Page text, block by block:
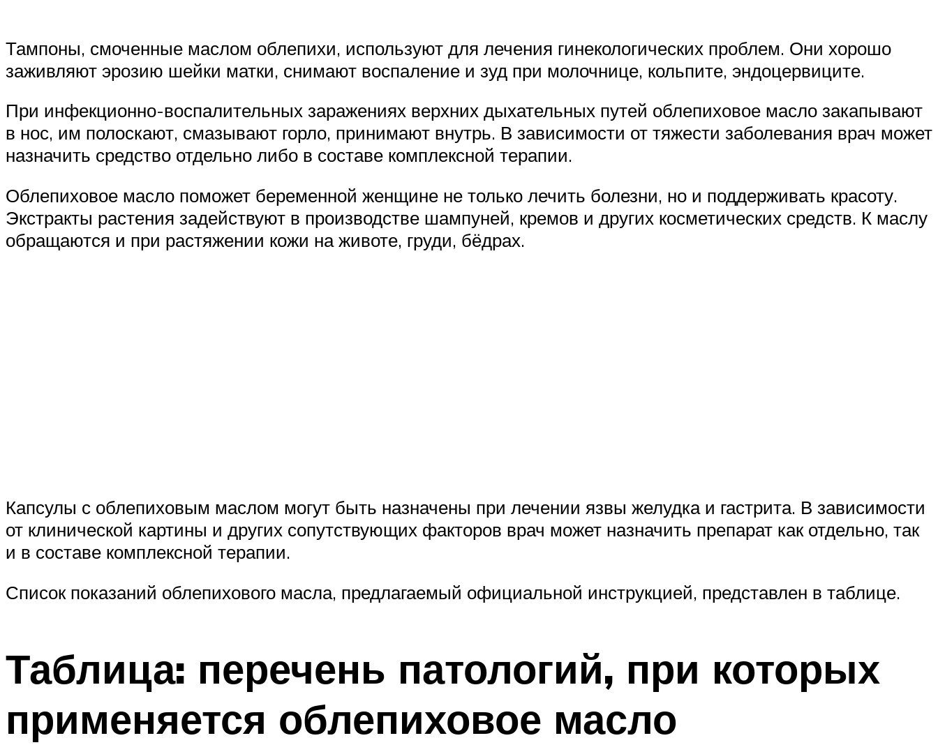
Тампоны, смоченные маслом облепихи, используют для лечения гинекологических проблем. Они хорошо
заживляют эрозию шейки матки, снимают воспаление и зуд при молочнице, кольпите, эндоцервиците.
При инфекционно-воспалительных заражениях верхних дыхательных путей облепиховое масло закапывают
в нос, им полоскают, смазывают горло, принимают внутрь. В зависимости от тяжести заболевания врач может
назначить средство отдельно либо в составе комплексной терапии.
Облепиховое масло поможет беременной женщине не только лечить болезни, но и поддерживать красоту.
Экстракты растения задействуют в производстве шампуней, кремов и других косметических средств. К маслу
обращаются и при растяжении кожи на животе, груди, бёдрах.
Капсулы с облепиховым маслом могут быть назначены при лечении язвы желудка и гастрита. В зависимости
от клинической картины и других сопутствующих факторов врач может назначить препарат как отдельно, так
и в составе комплексной терапии.
Список показаний облепихового масла, предлагаемый официальной инструкцией, представлен в таблице.
Таблица: перечень патологий, при которых
применяется облепиховое масло